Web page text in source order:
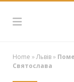
Home »Львів»
Святослава